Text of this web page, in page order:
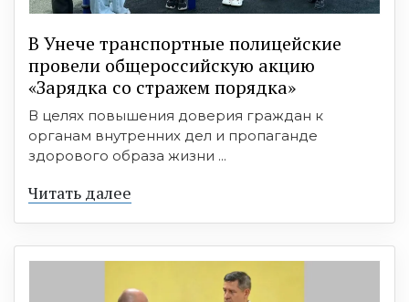
В Унече транспортные полицейские
провели общероссийскую акцию
«Зарядка со стражем порядка»
В целях повышения доверия граждан к
органам внутренних дел и пропаганде
здорового образа жизни ...
Читать далее